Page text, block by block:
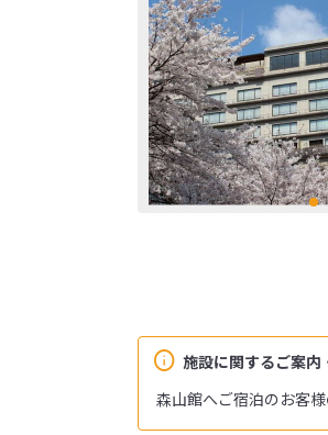
施設に関するご案内
森山館へご宿泊のお客